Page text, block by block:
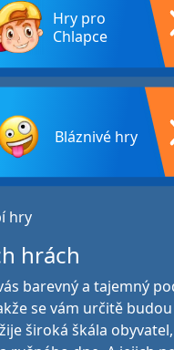
Hry pro
Chlapce
Bláznivé hry
hry
hrách
barevný a tajemný
se vám určitě
široká škála